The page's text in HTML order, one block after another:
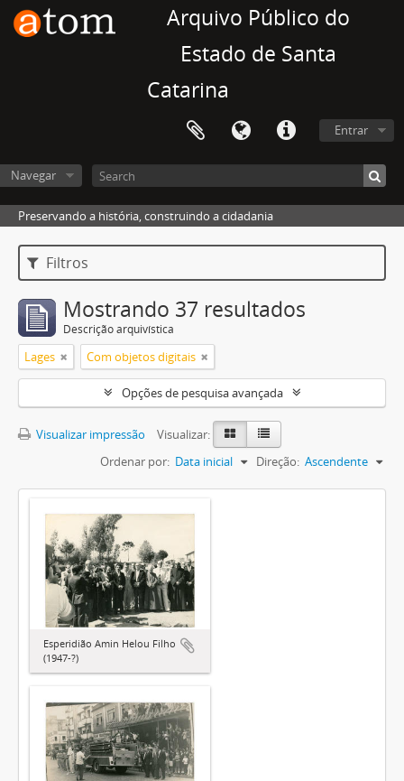
Arquivo Público do
Estado de Santa
Catarina
Entrar
Navegar
Preservando a história, construindo a cidadania
Filtros
Mostrando 37 resultados
Descrição arquivística
Lages Com objetos digitais
Opções de pesquisa avançada
Visualizar impressão
Visualizar:
Ordenar por: Data inicial Direção: Ascendente
Esperidião Amin Helou Filho
(1947-?)